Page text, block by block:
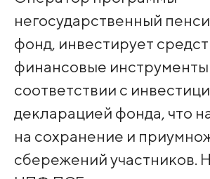
негосударственный
фонд, инвестирует
финансовые инструменты
соответствии с
декларацией фонда, что
на сохранение и
сбережений участников.